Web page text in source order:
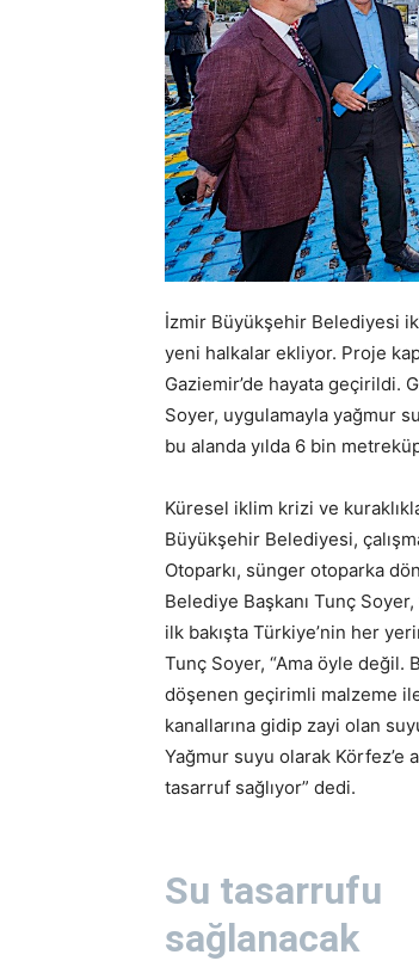
İzmir Büyükşehir Belediyesi
yeni halkalar ekliyor. Proje
Gaziemir’de hayata geçirildi.
Soyer, uygulamayla yağmur
bu alanda yılda 6 bin
Küresel iklim krizi ve
Büyükşehir Belediyesi,
Otoparkı, sünger otoparka
Belediye Başkanı Tunç
ilk bakışta Türkiye’nin her
Tunç Soyer, “Ama öyle değil.
döşenen geçirimli malzeme
kanallarına gidip zayi olan
Yağmur suyu olarak
tasarruf sağlıyor” dedi.
Su tasarrufu
sağlanacak